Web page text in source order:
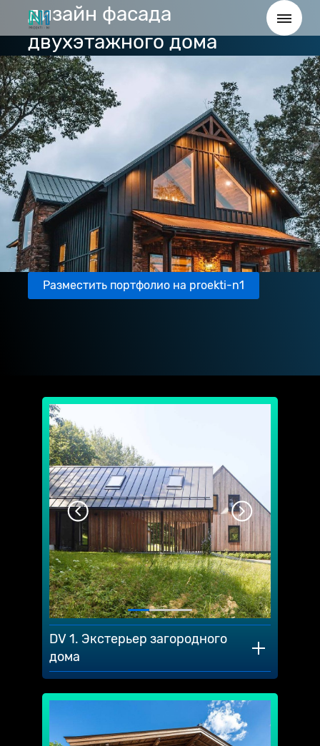
дизайн фасада
двухэтажного дома
Разместить портфолио на proekti-n1
DV 1. Экстерьер загородного
дома